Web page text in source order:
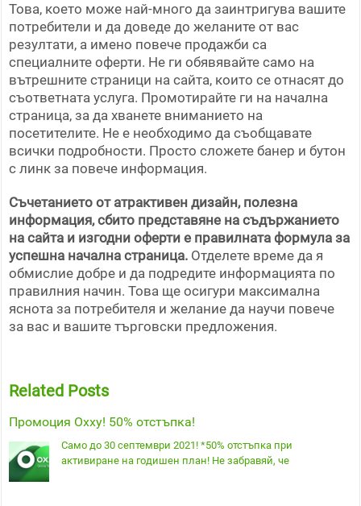
Това, което може най-много да заинтригува вашите
потребители и да доведе до желаните от вас
резултати, а имено повече продажби са
специалните оферти. Не ги обявявайте само на
вътрешните страници на сайта, които се отнасят до
съответната услуга. Промотирайте ги на начална
страница, за да хванете вниманието на
посетителите. Не е необходимо да съобщавате
всички подробности. Просто сложете банер и бутон
с линк за повече информация.
Съчетанието от атрактивен дизайн, полезна
информация, сбито представяне на съдържанието
на сайта и изгодни оферти е правилната формула за
успешна начална страница. Отделете време да я
обмислие добре и да подредите информацията по
правилния начин. Това ще осигури максимална
яснота за потребителя и желание да научи повече
за вас и вашите търговски предложения.
Related Posts
Промоция Oxxy! 50% отстъпка!
Само до 30 септември 2021! *50% отстъпка при
активиране на годишен план! Не забравяй, че